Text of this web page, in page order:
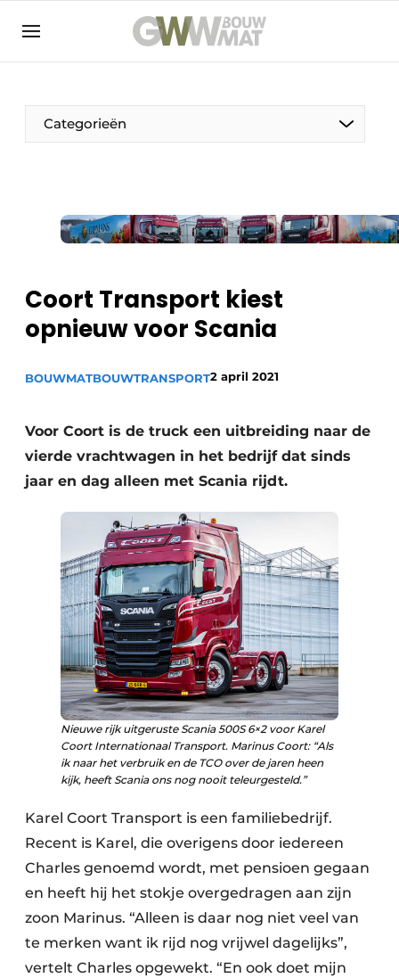
NL EN
Categorieën
De Pen
Duurzaamheid & Innovatie
Fundering
Kopen/Huren/Leasen
Sloop & Recycling
Bouwtransport
Machines & Materieel
Coort Transport kiest
opnieuw voor Scania
BOUWMATBOUWTRANSPORT2 april 2021
Voor Coort is de truck een uitbreiding naar de
vierde vrachtwagen in het bedrijf dat sinds
jaar en dag alleen met Scania rijdt.
Nieuwe rijk uitgeruste Scania 500S 6×2 voor Karel
Coort Internationaal Transport. Marinus Coort: “Als
ik naar het verbruik en de TCO over de jaren heen
kijk, heeft Scania ons nog nooit teleurgesteld.”
Karel Coort Transport is een familiebedrijf.
Recent is Karel, die overigens door iedereen
Charles genoemd wordt, met pensioen gegaan
en heeft hij het stokje overgedragen aan zijn
zoon Marinus. “Alleen is daar nog niet veel van
te merken want ik rijd nog vrijwel dagelijks”,
vertelt Charles opgewekt. “En ook doet mijn